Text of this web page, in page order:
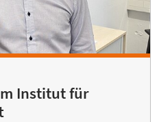
Institut für